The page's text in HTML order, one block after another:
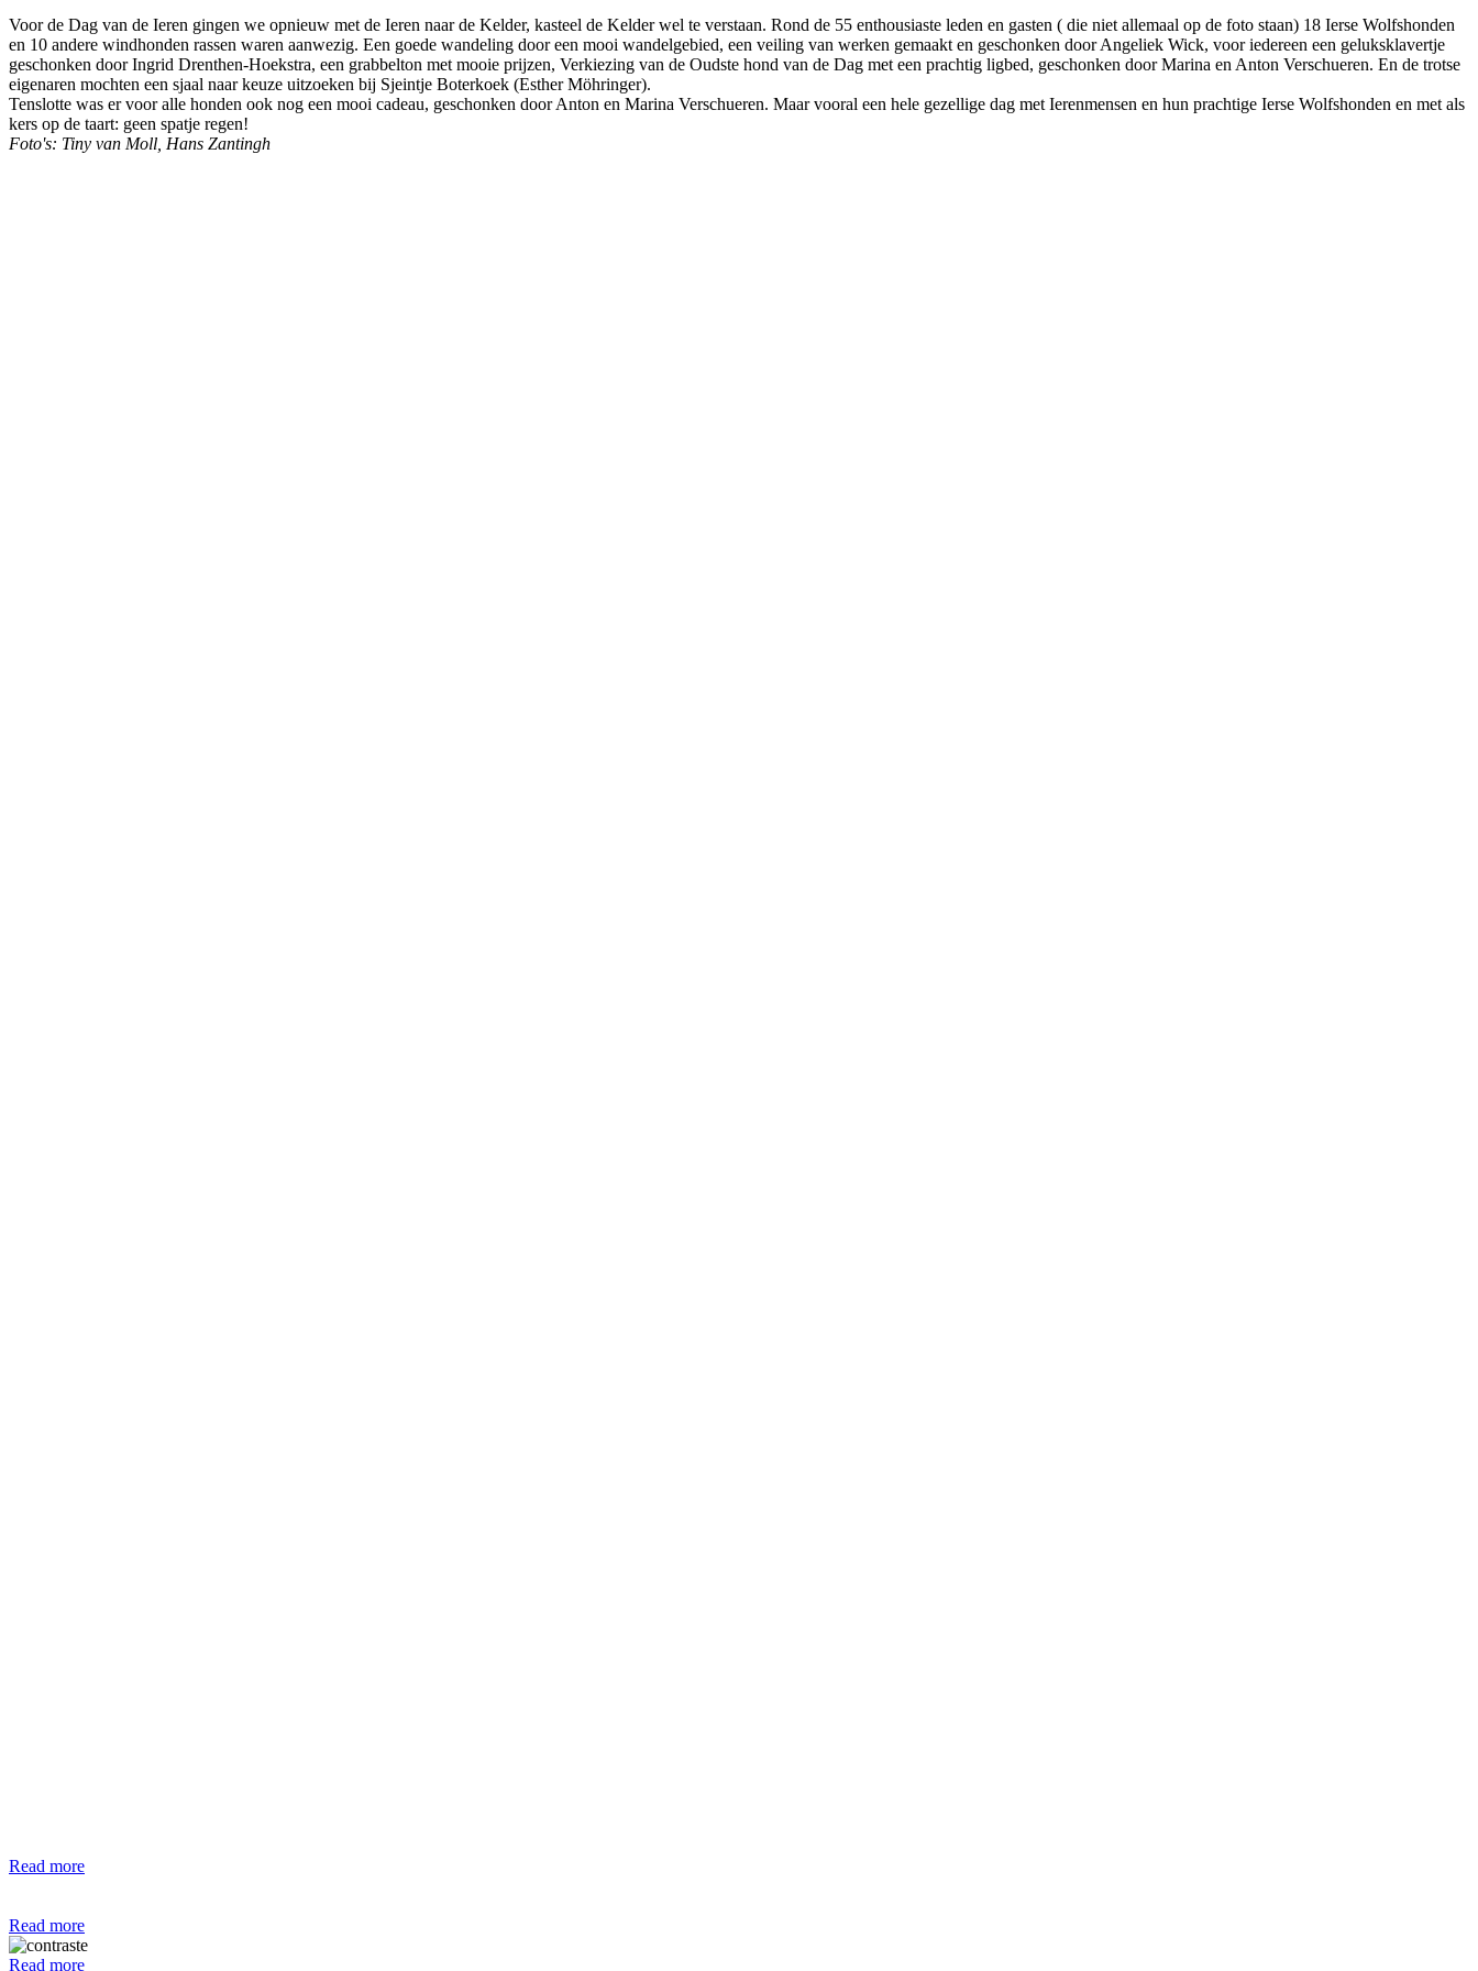
Voor de Dag van de Ieren gingen we opnieuw met de Ieren naar de Kelder, kasteel de Kelder wel te verstaan. Rond de 55 enthousiaste leden en gasten ( die niet allemaal op de foto staan) 18 Ierse Wolfshonden
en 10 andere windhonden rassen waren aanwezig. Een goede wandeling door een mooi wandelgebied, een veiling van werken gemaakt en geschonken door Angeliek Wick, voor iedereen een geluksklavertje
geschonken door Ingrid Drenthen-Hoekstra, een grabbelton met mooie prijzen, Verkiezing van de Oudste hond van de Dag met een prachtig ligbed, geschonken door Marina en Anton Verschueren. En de trotse
eigenaren mochten een sjaal naar keuze uitzoeken bij Sjeintje Boterkoek (Esther Möhringer).
Tenslotte was er voor alle honden ook nog een mooi cadeau, geschonken door Anton en Marina Verschueren. Maar vooral een hele gezellige dag met Ierenmensen en hun prachtige Ierse Wolfshonden en met als
kers op de taart: geen spatje regen!
Foto's: Tiny van Moll, Hans Zantingh
Read more
Read more
Read more